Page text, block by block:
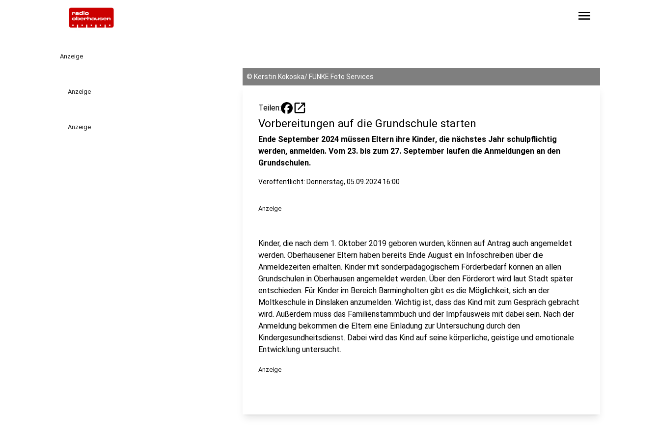
menu
Anzeige
Anzeige
Anzeige
© Kerstin Kokoska/ FUNKE Foto Services
Teilen: open_in_new
Vorbereitungen auf die Grundschule starten
Ende September 2024 müssen Eltern ihre Kinder, die nächstes Jahr schulpflichtig
werden, anmelden. Vom 23. bis zum 27. September laufen die Anmeldungen an den
Grundschulen.
Veröffentlicht: Donnerstag, 05.09.2024 16:00
Anzeige
Kinder, die nach dem 1. Oktober 2019 geboren wurden, können auf Antrag auch angemeldet
werden. Oberhausener Eltern haben bereits Ende August ein Infoschreiben über die
Anmeldezeiten erhalten. Kinder mit sonderpädagogischem Förderbedarf können an allen
Grundschulen in Oberhausen angemeldet werden. Über den Förderort wird laut Stadt später
entschieden. Für Kinder im Bereich Barmingholten gibt es die Möglichkeit, sich an der
Moltkeschule in Dinslaken anzumelden. Wichtig ist, dass das Kind mit zum Gespräch gebracht
wird. Außerdem muss das Familienstammbuch und der Impfausweis mit dabei sein. Nach der
Anmeldung bekommen die Eltern eine Einladung zur Untersuchung durch den
Kindergesundheitsdienst. Dabei wird das Kind auf seine körperliche, geistige und emotionale
Entwicklung untersucht.
Anzeige